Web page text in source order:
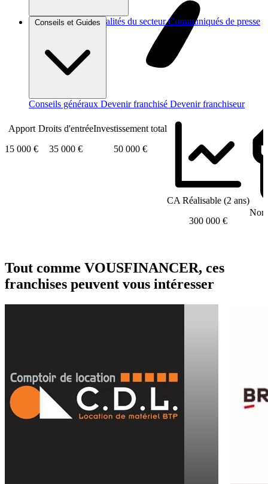
Brèves et actus Actualités du secteur Communiqués de presse
Conseils et Guides
Conseils généraux Devenir franchisé Devenir franchiseur
Apport
15 000 €
Droits d'entrée
35 000 €
Investissement total
50 000 €
CA Réalisable (2 ans)
300 000 €
Tout comme VOUSFINANCER, ces
franchises peuvent vous intéresser